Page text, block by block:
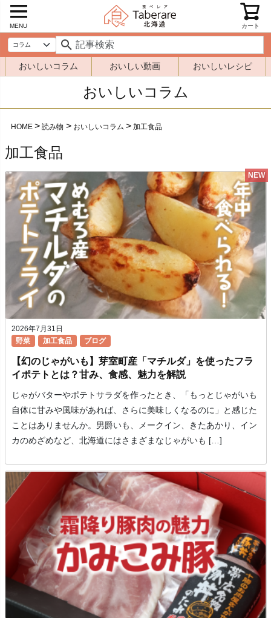
MENU カート
おいしいコラム おいしい動画 おいしいレシピ
おいしいコラム
HOME 読み物 おいしいコラム 加工食品
加工食品
NEW
2026年7月31日
野菜
加工食品 ブログ
【幻のじゃがいも】芽室町産「マチルダ」を使ったフラ
イポテトとは？甘み、食感、魅力を解説
じゃがバターやポテトサラダを作ったとき、「もっとじゃがいも
自体に甘みや風味があれば、さらに美味しくなるのに」と感じた
ことはありませんか。男爵いも、メークイン、きたあかり、イン
カのめざめなど、北海道にはさまざまなじゃがいも […]